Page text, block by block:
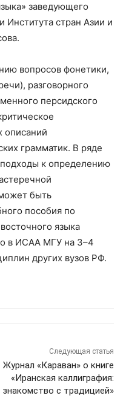
заведующего
Института стран Азии и
вопросов фонетики,
разговорного
персидского
описаний
грамматик. В ряде
к определению
быть
пособия по
языка
в ИСАА МГУ на 3–4
других вузов РФ.
Следующая статья
Журнал «Караван» о книге
«Иранская каллиграфия:
знакомство с традицией»